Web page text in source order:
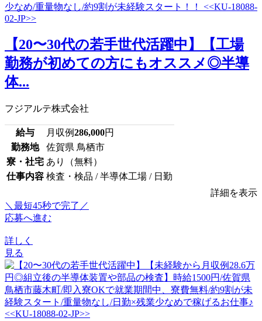
【20〜30代の若手世代活躍中】【工場
勤務が初めての方にもオススメ◎半導
体...
フジアルテ株式会社
給与 月収例286,000円
勤務地
佐賀県 鳥栖市
寮・社宅 あり（無料）
仕事内容 検査・検品 / 半導体工場 / 日勤
詳細を表示
＼最短45秒で完了／
応募へ進む
詳しく
見る